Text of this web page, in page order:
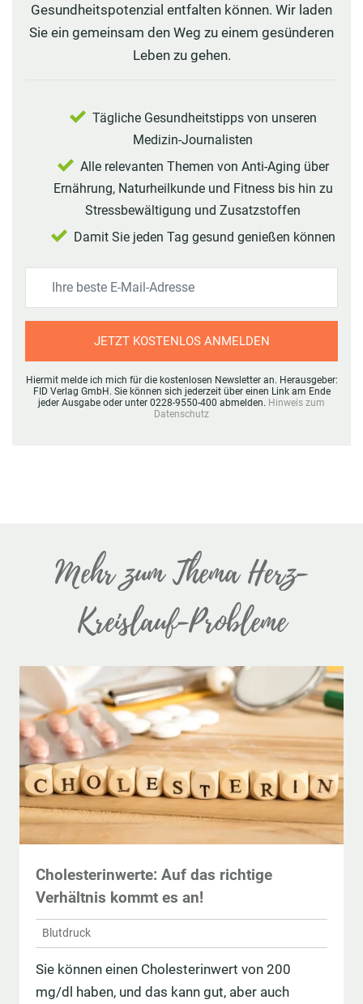
Gesundheitspotenzial entfalten können. Wir laden
Sie ein gemeinsam den Weg zu einem gesünderen
Leben zu gehen.
Tägliche Gesundheitstipps von unseren
Medizin-Journalisten
Alle relevanten Themen von Anti-Aging über
Ernährung, Naturheilkunde und Fitness bis hin zu
Stressbewältigung und Zusatzstoffen
Damit Sie jeden Tag gesund genießen können
JETZT KOSTENLOS ANMELDEN
Hiermit melde ich mich für die kostenlosen Newsletter an. Herausgeber:
FID Verlag GmbH. Sie können sich jederzeit über einen Link am Ende
jeder Ausgabe oder unter 0228-9550-400 abmelden. Hinweis zum
Datenschutz
Mehr zum Thema Herz-
Kreislauf-Probleme
Cholesterinwerte: Auf das richtige
Verhältnis kommt es an!
Blutdruck
Sie können einen Cholesterinwert von 200
mg/dl haben, und das kann gut, aber auch